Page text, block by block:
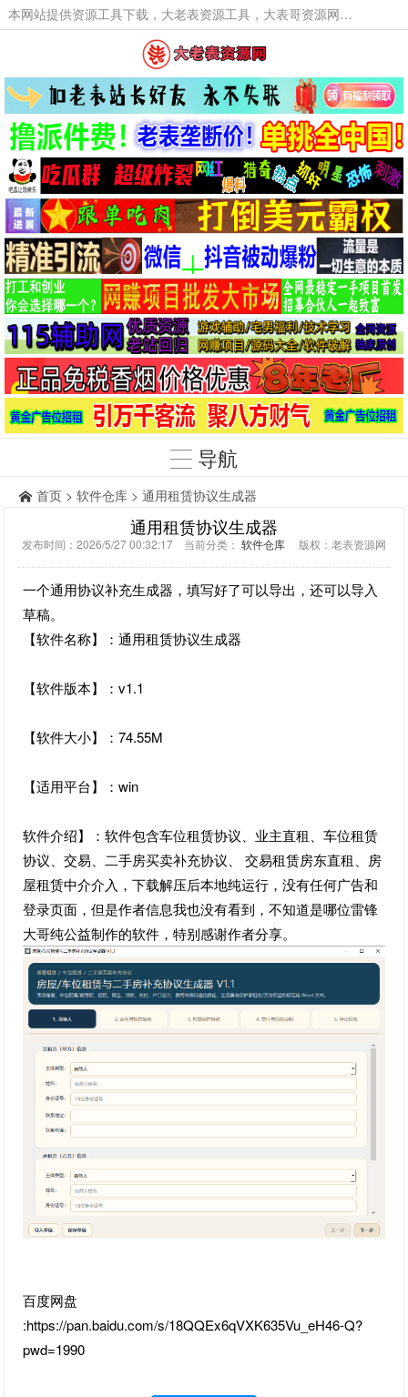
本网站提供资源工具下载，大老表资源工具，大表哥资源网软件工具，大老表资源下载，活动线报福利资源分享,活动线报，大型网游经典游戏，网络热门技术游戏辅助交流与分享。
导航
首页 > 软件仓库 > 通用租赁协议生成器
通用租赁协议生成器
发布时间：2026/5/27 00:32:17 当前分类： 软件仓库 版权：老表资源网
一个通用协议补充生成器，填写好了可以导出，还可以导入
草稿。
【软件名称】：通用租赁协议生成器
【软件版本】：v1.1
【软件大小】：74.55M
【适用平台】：win
软件介绍】：软件包含车位租赁协议、业主直租、车位租赁
协议、交易、二手房买卖补充协议、 交易租赁房东直租、房
屋租赁中介介入，下载解压后本地纯运行，没有任何广告和
登录页面，但是作者信息我也没有看到，不知道是哪位雷锋
大哥纯公益制作的软件，特别感谢作者分享。
百度网盘
:https://pan.baidu.com/s/18QQEx6qVXK635Vu_eH46-Q?
pwd=1990